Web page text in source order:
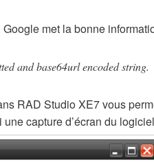
met la bonne
and base64url encoded string.
RAD Studio XE7 vous
une capture d’écran du